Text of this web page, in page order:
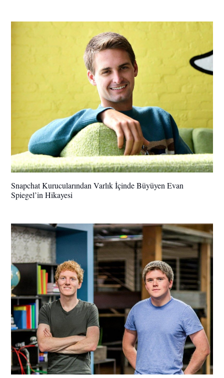
Snapchat Kurucularından Varlık İçinde Büyüyen Evan
Spiegel’in Hikayesi